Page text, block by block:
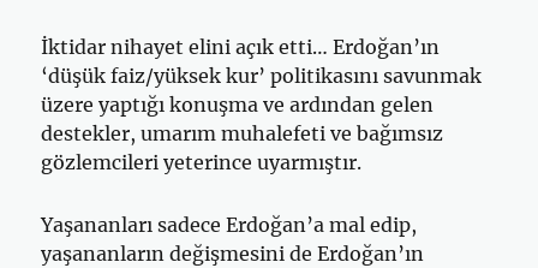
İktidar nihayet elini açık etti… Erdoğan’ın
‘düşük faiz/yüksek kur’ politikasını savunmak
üzere yaptığı konuşma ve ardından gelen
destekler, umarım muhalefeti ve bağımsız
gözlemcileri yeterince uyarmıştır.
Yaşananları sadece Erdoğan’a mal edip,
yaşananların değişmesini de Erdoğan’ın